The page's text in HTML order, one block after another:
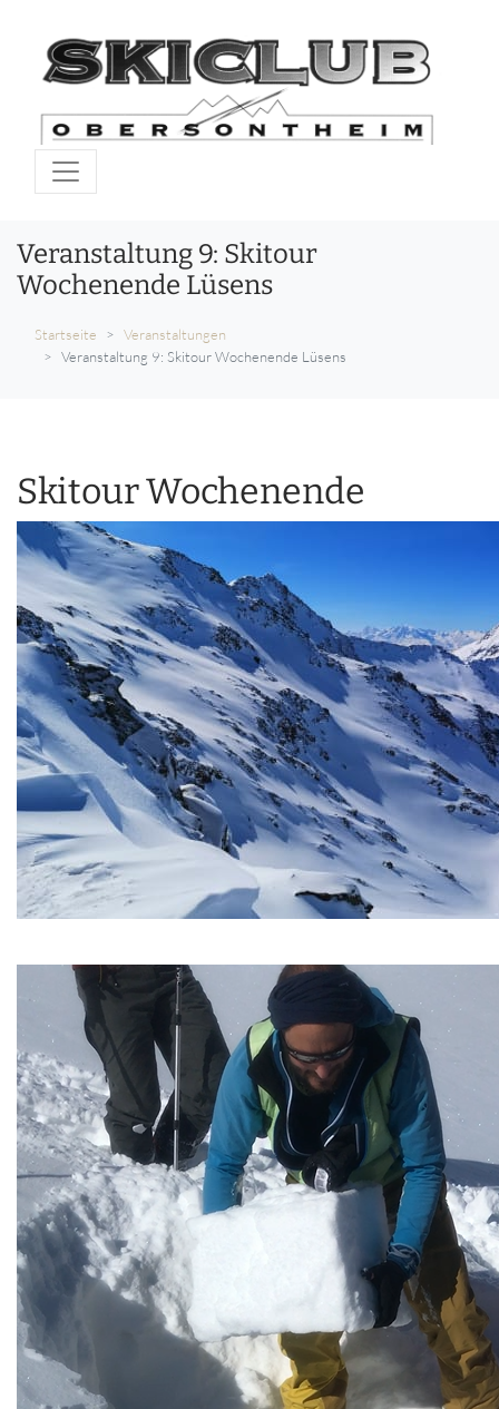
Veranstaltung 9: Skitour
Wochenende Lüsens
Startseite
Veranstaltungen
Veranstaltung 9: Skitour Wochenende Lüsens
Skitour Wochenende